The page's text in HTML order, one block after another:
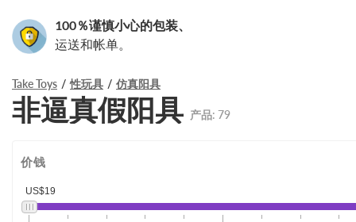
100％谨慎小心的包装、
运送和帐单。
Take Toys 性玩具 仿真阳具
非逼真假阳具 产品: 79
价钱
US$19